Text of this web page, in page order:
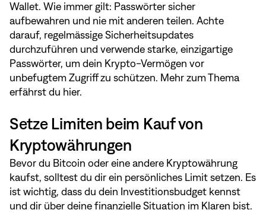
Wallet. Wie immer gilt: Passwörter sicher
aufbewahren und nie mit anderen teilen. Achte
darauf, regelmässige Sicherheitsupdates
durchzuführen und verwende starke, einzigartige
Passwörter, um dein Krypto-Vermögen vor
unbefugtem Zugriff zu schützen. Mehr zum Thema
erfährst du hier.
Setze Limiten beim Kauf von
Kryptowährungen
Bevor du Bitcoin oder eine andere Kryptowährung
kaufst, solltest du dir ein persönliches Limit setzen. Es
ist wichtig, dass du dein Investitionsbudget kennst
und dir über deine finanzielle Situation im Klaren bist.